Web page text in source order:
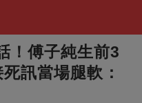
！傅子純生前3
訊當場腿軟：